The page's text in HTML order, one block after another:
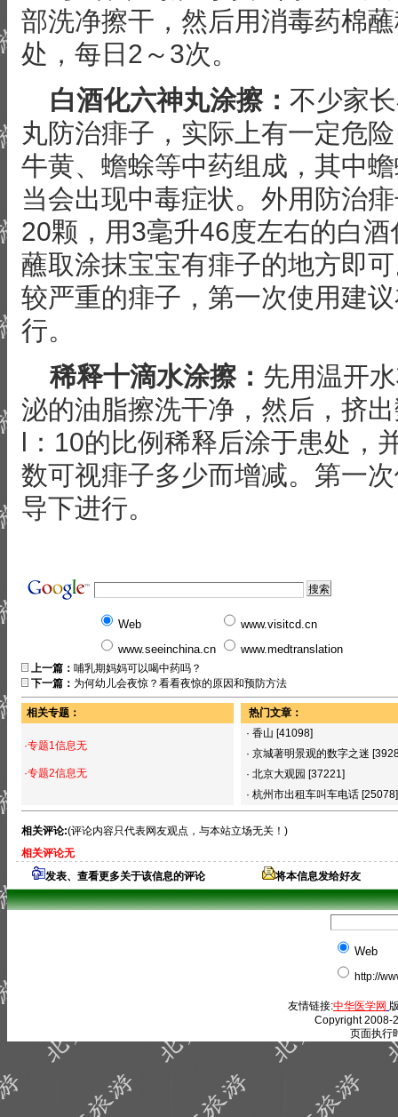
部洗净擦干，然后用消毒药棉
处，每日2～3次。
白酒化六神丸涂擦： 不少家
丸防治痱子，实际上有一定危
牛黄、蟾蜍等中药组成，其中
当会出现中毒症状。外用防治
20颗，用3毫升46度左右的白
蘸取涂抹宝宝有痱子的地方即
较严重的痱子，第一次使用建
行。
稀释十滴水涂擦： 先用温开
泌的油脂擦洗干净，然后，挤
l：10的比例稀释后涂于患处，
数可视痱子多少而增减。第一
导下进行。
Web
www.visitcd.cn
www.seeinchina.cn
www.medtranslation
上一篇： 哺乳期妈妈可以喝中药吗？
下一篇： 为何幼儿会夜惊？看看夜惊的原因和预防方法
相关专题：
·专题1信息无
·专题2信息无
热门文章：
· 香山 [41098]
· 京城著明景观的数字之迷
· 北京大观园 [37221]
· 杭州市出租车叫车电话 [25078]
相关评论:(评论内容只代表网友观点，与本站立场无关！)
相关评论无
发表、查看更多关于该信息的评论
将本信息发给好友
Web
http://
友情链接:中华医学网
Copyright 2008-
页面执行